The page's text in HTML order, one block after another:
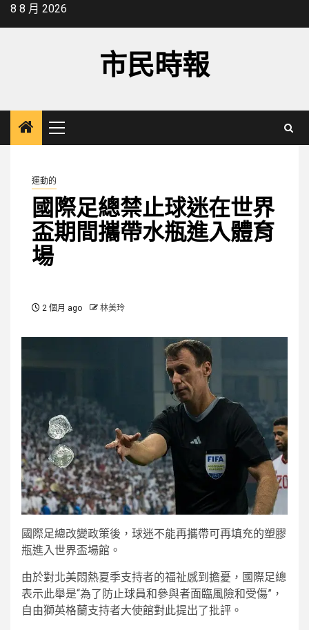
Skip8 8 月 2026
市民時報
Primary
Menu
運動的
國際足總禁止球迷在世界
盃期間攜帶水瓶進入體育
場
2 個月 ago 林美玲
國際足總改變政策後，球迷不能再攜帶可再填充的塑膠
瓶進入世界盃場館。
由於對北美悶熱夏季支持者的福祉感到擔憂，國際足總
表示此舉是“為了防止球員和參與者面臨風險和受傷”，
自由獅英格蘭支持者大使館對此提出了批評。